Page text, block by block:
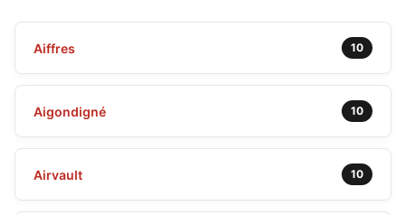
Aiffres 10
Aigondigné 10
Airvault 10